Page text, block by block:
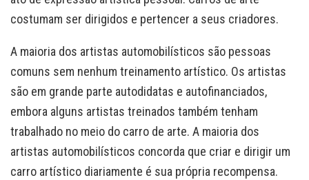
costumam ser dirigidos e pertencer a seus criadores.
A maioria dos artistas automobilísticos são pessoas
comuns sem nenhum treinamento artístico. Os artistas
são em grande parte autodidatas e autofinanciados,
embora alguns artistas treinados também tenham
trabalhado no meio do carro de arte. A maioria dos
artistas automobilísticos concorda que criar e dirigir um
carro artístico diariamente é sua própria recompensa.